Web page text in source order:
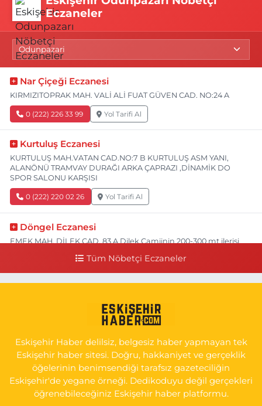
Eczaneler
Nar Çiçeği Eczanesi
KIRMIZITOPRAK MAH. VALİ ALİ FUAT GÜVEN CAD. NO:24 A
0 (222) 226 33 99 Yol Tarifi Al
Kurtuluş Eczanesi
KURTULUŞ MAH.VATAN CAD.NO:7 B KURTULUŞ ASM YANI,
ALANÖNÜ TRAMVAY DURAĞI ARKA ÇAPRAZI ,DİNAMİK DO
SPOR SALONU KARŞISI
0 (222) 220 02 26 Yol Tarifi Al
Döngel Eczanesi
EMEK MAH. DİLEK CAD. 83 A Dilek Camiinin 200-300 mt ilerisi
İSTİKLAL MAH. ŞAİR FUZULİ CAD. NO:35 A HAVA HASTANESİ
KARŞI KÖŞESİ ŞAİR FUZULİ AİLE SAĞLIĞI MERKEZİ KARŞISI
0 (222) 230 11 31 Yol Tarifi Al
Tüm Nöbetçi Eczaneler
Eskişehir Haber delilsiz, belgesiz haber yapmayan tek
Eskişehir haber sitesi. Doğru, hakkaniyet ve gerçeklik
öğelerinin benimsendiği tarafsız gazeteciliğin
Eskişehir'de yegane örneği. Dedikoduyu değil gerçekleri
öğrenebileceğiniz Eskişehir haber platformu.